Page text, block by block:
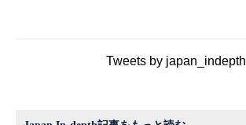
Tweets by japan_indepth